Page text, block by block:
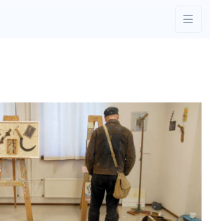
taide!